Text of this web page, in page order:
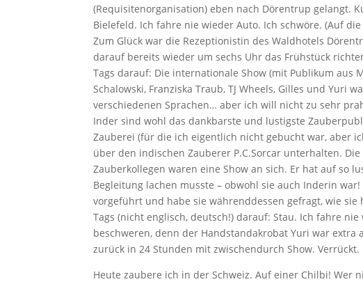
(Requisitenorganisation) eben nach Dörentrup gelangt.
Bielefeld. Ich fahre nie wieder Auto. Ich schwöre. (Auf
Zum Glück war die Rezeptionistin des Waldhotels
darauf bereits wieder um sechs Uhr das Frühstück
Tags darauf: Die internationale Show (mit Publikum aus
Schalowski, Franziska Traub, TJ Wheels, Gilles und Yuri
verschiedenen Sprachen… aber ich will nicht zu sehr
Inder sind wohl das dankbarste und lustigste
Zauberei (für die ich eigentlich nicht gebucht war, aber
über den indischen Zauberer P.C.Sorcar unterhalten.
Zauberkollegen waren eine Show an sich. Er hat auf so
Begleitung lachen musste – obwohl sie auch Inderin
vorgeführt und habe sie währenddessen gefragt, wie
Tags (nicht englisch, deutsch!) darauf: Stau. Ich fahre
beschweren, denn der Handstandakrobat Yuri war
zurück in 24 Stunden mit zwischendurch Show. Verrückt.
Heute zaubere ich in der Schweiz. Auf einer Chilbi! Wer